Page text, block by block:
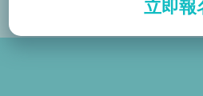
立即報